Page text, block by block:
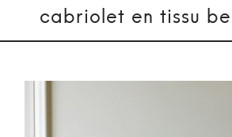
cabriolet en tissu